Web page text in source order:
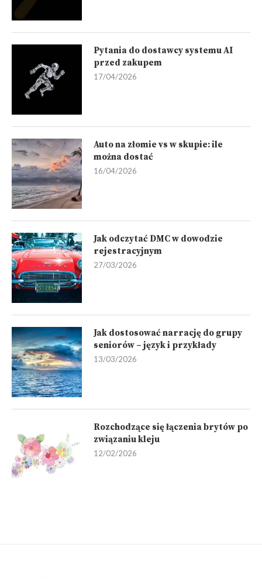
Pytania do dostawcy systemu AI
przed zakupem
17/04/2026
Auto na złomie vs w skupie: ile
można dostać
16/04/2026
Jak odczytać DMC w dowodzie
rejestracyjnym
27/03/2026
Jak dostosować narrację do grupy
seniorów – język i przykłady
13/03/2026
Rozchodzące się łączenia brytów po
związaniu kleju
12/02/2026